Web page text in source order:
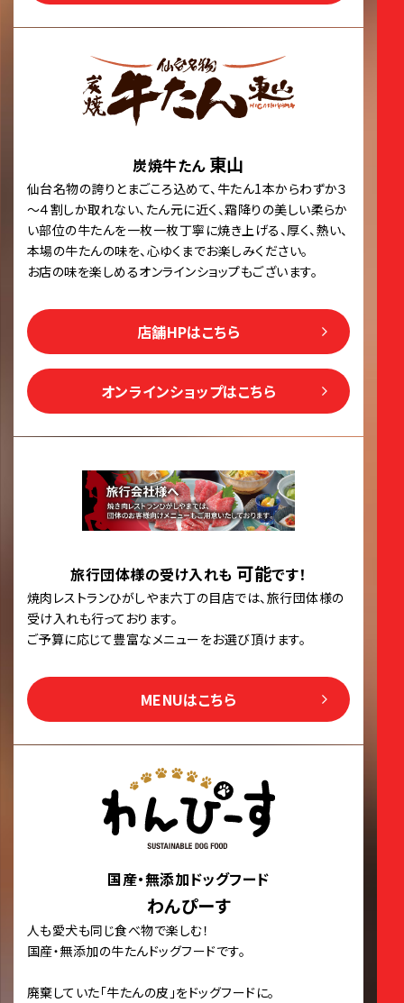
炭焼牛たん 東山
仙台名物の誇りとまごころ込めて、牛たん1本からわずか３
～４割しか取れない、たん元に近く、霜降りの美しい柔らか
い部位の牛たんを一枚一枚丁寧に焼き上げる、厚く、熱い、
本場の牛たんの味を、心ゆくまでお楽しみください。
お店の味を楽しめるオンラインショップもございます。
店舗HPはこちら
オンラインショップはこちら
旅行団体様の受け入れも 可能です！
焼肉レストランひがしやま六丁の目店では、旅行団体様の
受け入れも行っております。
ご予算に応じて豊富なメニューをお選び頂けます。
MENUはこちら
国産・無添加ドッグフード
わんぴーす
人も愛犬も同じ食べ物で楽しむ！
国産・無添加の牛たんドッグフードです。
廃棄していた「牛たんの皮」をドッグフードに。